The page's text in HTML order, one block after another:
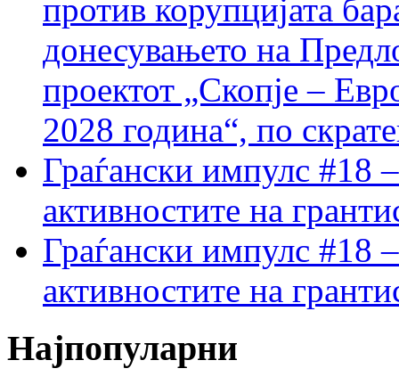
против корупцијата
донесувањето на
проектот „Скопје –
2028 година“, по
Граѓански импулс #18
активностите на
Граѓански импулс #18
активностите на
Најпопуларни